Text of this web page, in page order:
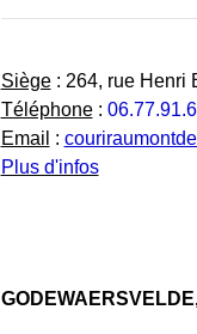
Siège: 264, rue Henri
Téléphone:
Email :
Plus d'infos